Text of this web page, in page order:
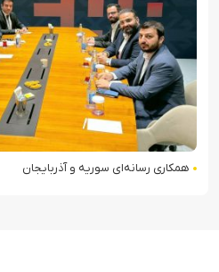
همکاری رسانه‌ای سوریه و آذربایجان